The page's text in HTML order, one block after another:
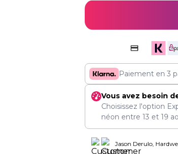
Paiement en 3
Vous avez besoin
Choisissez l'option
néon entre 13 et 19
Jason Derulo,